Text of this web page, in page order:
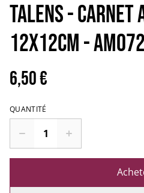
TALENS - CARNET
12X12CM - AM072
6,50 €
QUANTITÉ